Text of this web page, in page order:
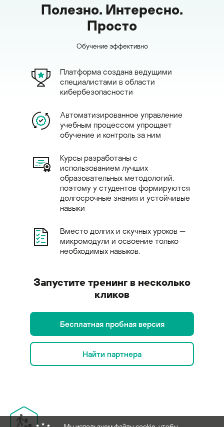
Полезно. Интересно.
Просто
Обучение эффективно
Платформа создана ведущими
специалистами в области
кибербезопасности
Автоматизированное управление
учебным процессом упрощает
обучение и контроль за ним
Курсы разработаны с
использованием лучших
образовательных методологий,
поэтому у студентов формируются
долгосрочные знания и устойчивые
навыки
Вместо долгих и скучных уроков —
микромодули и освоение только
необходимых навыков.
Запустите тренинг в несколько
кликов
Бесплатная пробная версия
Найти партнера